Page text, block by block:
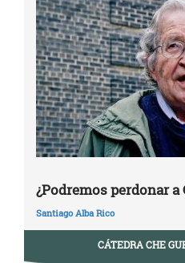
¿Podremos perdonar a
Santiago Alba Rico
CÁTEDRA CHE